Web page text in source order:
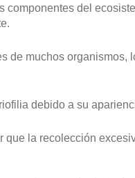
componentes del
de muchos
debido a su
que la recolección